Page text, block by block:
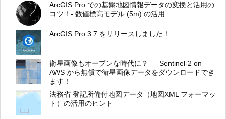
ArcGIS Pro での基盤地図情報データの変換と活用の
コツ！- 数値標高モデル (5m) の活用
ArcGIS Pro 3.7 をリリースしました！
衛星画像もオープンな時代に？ ― Sentinel-2 on
AWS から無償で衛星画像データをダウンロードでき
ます！
法務省 登記所備付地図データ（地図XML フォーマッ
ト）の活用のヒント